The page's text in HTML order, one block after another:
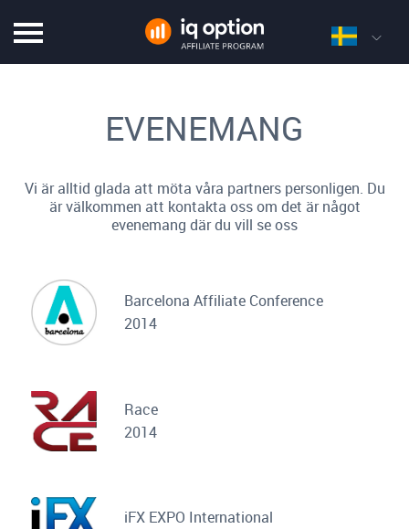
EVENEMANG
Vi är alltid glada att möta våra partners personligen. Du
är välkommen att kontakta oss om det är något
evenemang där du vill se oss
Barcelona Affiliate Conference
2014
Race
2014
iFX EXPO International